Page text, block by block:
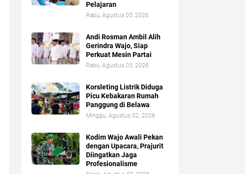
Pelajaran
Rabu, Agustus 05, 2026
Andi Rosman Ambil Alih
Gerindra Wajo, Siap
Perkuat Mesin Partai
Rabu, Agustus 05, 2026
Korsleting Listrik Diduga
Picu Kebakaran Rumah
Panggung di Belawa
Minggu, Agustus 02, 2026
Kodim Wajo Awali Pekan
dengan Upacara, Prajurit
Diingatkan Jaga
Profesionalisme